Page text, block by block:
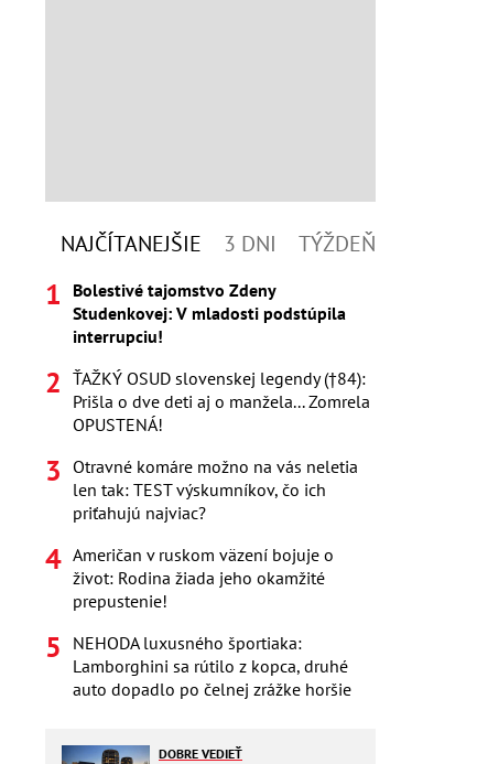
NAJČÍTANEJŠIE 3 DNI TÝŽDEŇ
Bolestivé tajomstvo Zdeny
Studenkovej: V mladosti podstúpila
interrupciu!
ŤAŽKÝ OSUD slovenskej legendy (†84):
Prišla o dve deti aj o manžela... Zomrela
OPUSTENÁ!
Otravné komáre možno na vás neletia
len tak: TEST výskumníkov, čo ich
priťahujú najviac?
Američan v ruskom väzení bojuje o
život: Rodina žiada jeho okamžité
prepustenie!
NEHODA luxusného športiaka:
Lamborghini sa rútilo z kopca, druhé
auto dopadlo po čelnej zrážke horšie
DOBRE VEDIEŤ